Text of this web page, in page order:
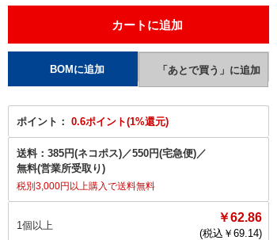
ポイント： 0.6ポイント(1%還元)
送料： 385円(ネコポス)／550円(宅急便)／
無料(営業所受取り)
税別3,000円以上購入で送料無料
1個以上
￥62.86
(税込￥ 69.14)